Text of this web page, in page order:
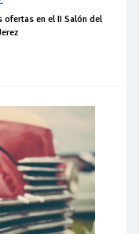
ofertas en el II Salón del